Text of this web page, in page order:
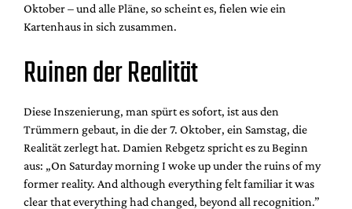
Oktober – und alle Pläne, so scheint es, fielen wie ein
Kartenhaus in sich zusammen.
Ruinen der Realität
Diese Inszenierung, man spürt es sofort, ist aus den
Trümmern gebaut, in die der 7. Oktober, ein Samstag, die
Realität zerlegt hat. Damien Rebgetz spricht es zu Beginn
aus: „On Saturday morning I woke up under the ruins of my
former reality. And although everything felt familiar it was
clear that everything had changed, beyond all recognition.”